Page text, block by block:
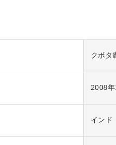
クボタ
2008年
インド